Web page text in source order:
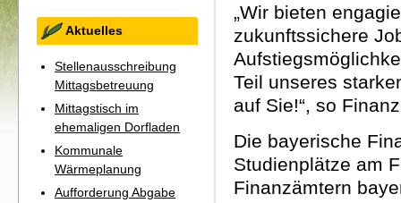
Aktuelles
Stellenausschreibung
Mittagsbetreuung
Mittagstisch im
ehemaligen Dorfladen
Kommunale
Wärmeplanung
Aufforderung Abgabe
„Wir bieten
zukunftssichere
Teil unseres
auf Sie!“, so
Die bayerische
Studienplätze am
Finanzämtern